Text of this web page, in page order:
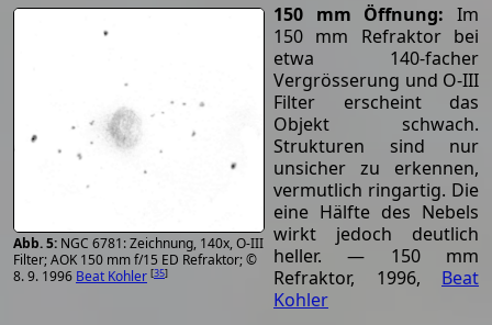
NGC 6781: Zeichnung, 140x, O-III
Filter; AOK 150 mm f/15 ED Refraktor; ©
8. 9. 1996 Beat Kohler [35]
150 mm Öffnung: Im
150 mm Refraktor bei
etwa 140-facher
Vergrösserung und O-III
Filter erscheint das
Objekt schwach.
Strukturen sind nur
unsicher zu erkennen,
vermutlich ringartig. Die
eine Hälfte des Nebels
wirkt jedoch deutlich
heller. — 150 mm
Refraktor, 1996, Beat
Kohler